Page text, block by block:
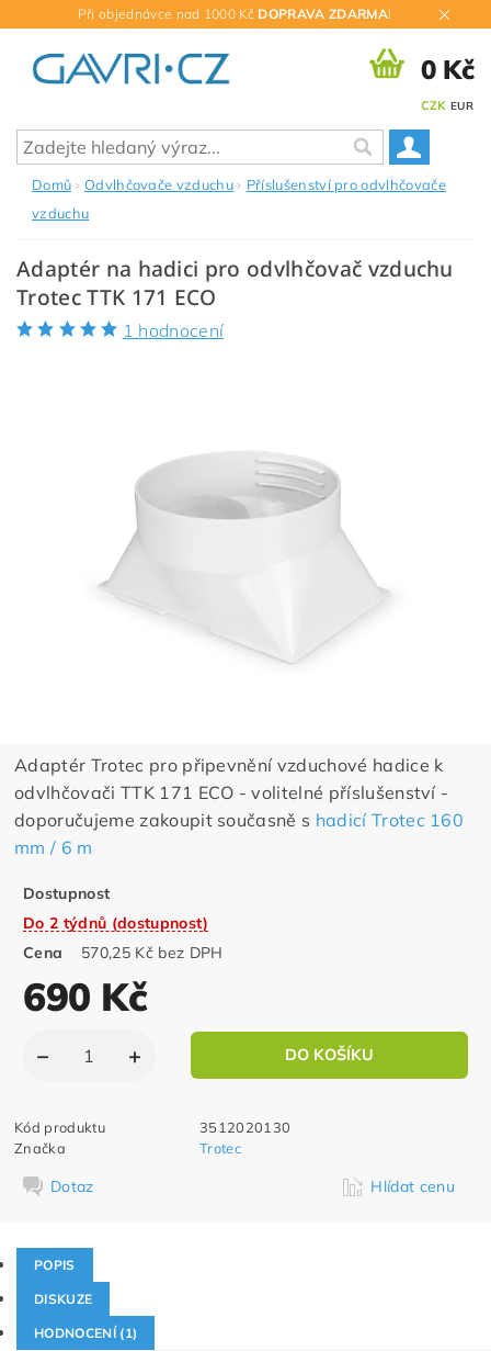
Při objednávce nad 1000 Kč DOPRAVA ZDARMA!
CZK EUR
0 Kč
Domů Odvlhčovače vzduchu
Příslušenství pro odvlhčovače
vzduchu
Adaptér na hadici pro odvlhčovač vzduchu
Trotec TTK 171 ECO
1 hodnocení
Adaptér Trotec pro připevnění vzduchové hadice k
odvlhčovači TTK 171 ECO - volitelné příslušenství -
doporučujeme zakoupit současně s hadicí Trotec 160
mm / 6 m
Dostupnost
Do 2 týdnů (dostupnost)
Cena
570,25 Kč bez DPH
690 Kč
Kód produktu
3512020130
Značka
Trotec
Dotaz Hlídat cenu
POPIS
DISKUZE
HODNOCENÍ (1)